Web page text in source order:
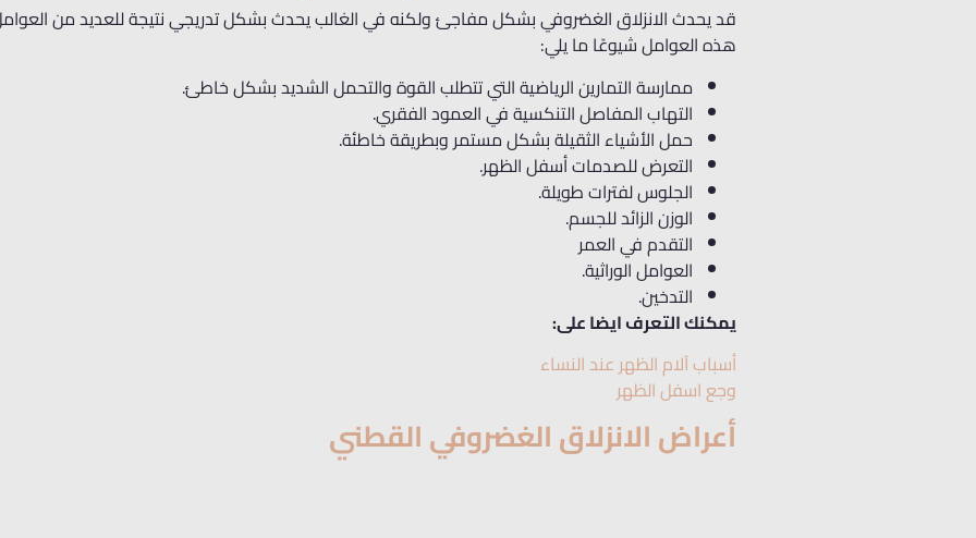
قد يحدث الانزلاق الغضروفي بشكل مفاجئ ولكنه في الغالب يحدث بشكل تدريجي نتيجة للعديد من
هذه العوامل شيوعًا ما يلي:
ممارسة التمارين الرياضية التي تتطلب القوة والتحمل الشديد بشكل خاطئ.
التهاب المفاصل التنكسية في العمود الفقري.
حمل الأشياء الثقيلة بشكل مستمر وبطريقة خاطئة.
التعرض للصدمات أسفل الظهر.
الجلوس لفترات طويلة.
الوزن الزائد للجسم.
التقدم في العمر
العوامل الوراثية.
التدخين.
يمكنك التعرف ايضا على:
أسباب آلام الظهر عند النساء
وجع اسفل الظهر
أعراض الانزلاق الغضروفي القطني